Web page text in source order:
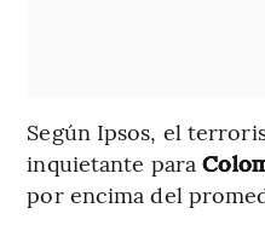
Según Ipsos, el
inquietante para
por encima del